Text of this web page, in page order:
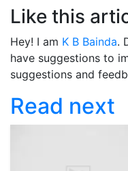
Like this
Hey! I am K B Bainda.
have suggestions to
suggestions and
Read next